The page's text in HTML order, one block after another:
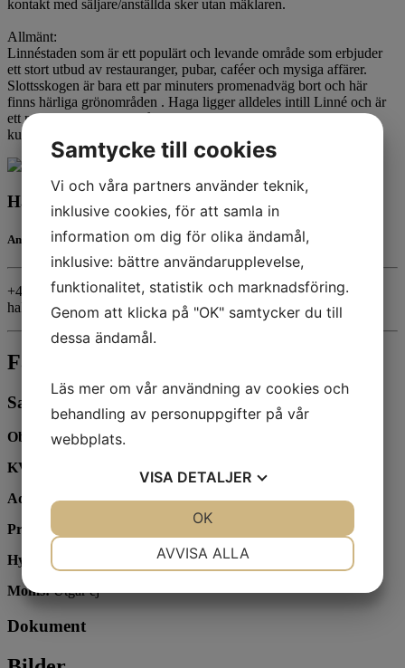
kontakt med säljare/anställda sker utan mäklaren.
Allmänt:
Linnéstaden som är ett populärt och levande område som erbjuder
ett stort utbud av restauranger, pubar, caféer och mysiga affärer.
Slottsskogen är bara ett par minuters promenadväg bort och här
finns härliga grönområden . Haga ligger alldeles intill Linné och är
ett mycket charmigt område med vacker bebyggelse och
kullerstensgator.
Hakan Demir
Ansvarig mäklare
+46705-53 53 62
hakan@hmaklare.se
Fakta
Sammanfattning
Objektstyp:Salong
KVM:
Adress: Plantagegatan 9
Prisidé:
Hyra:
10 863 kr/mån
Moms:Utgår ej
Dokument
Samtycke till cookies
Vi och våra partners använder teknik,
inklusive cookies, för att samla in
information om dig för olika ändamål,
inklusive: bättre användarupplevelse,
funktionalitet, statistik och marknadsföring.
Genom att klicka på "OK" samtycker du till
dessa ändamål.
Läs mer om vår användning av cookies och
behandling av personuppgifter på vår
webbplats.
VISA DETALJER
AVVISA ALLA
OK